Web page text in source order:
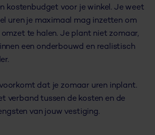
kostenbudget voor je winkel. Je weet
uren je maximaal mag inzetten om
te halen. Je plant niet zomaar,
een onderbouwd en realistisch
dat je zomaar uren inplant.
verband tussen de kosten en de
van jouw vestiging.